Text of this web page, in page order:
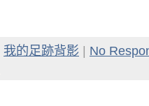
我的足跡背影
No